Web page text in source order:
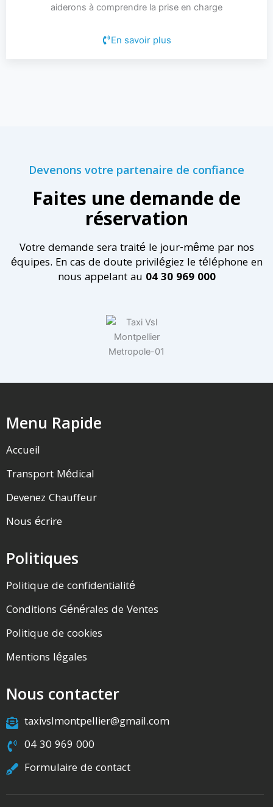
aiderons à comprendre la prise en charge
En savoir plus
Devenons votre partenaire de confiance
Faites une demande de
réservation
Votre demande sera traité le jour-même par nos
équipes. En cas de doute privilégiez le téléphone en
nous appelant au 04 30 969 000
Menu Rapide
Accueil
Transport Médical
Devenez Chauffeur
Nous écrire
Politiques
Politique de confidentialité
Conditions Générales de Ventes
Politique de cookies
Mentions légales
Nous contacter
taxivslmontpellier@gmail.com
04 30 969 000
Formulaire de contact